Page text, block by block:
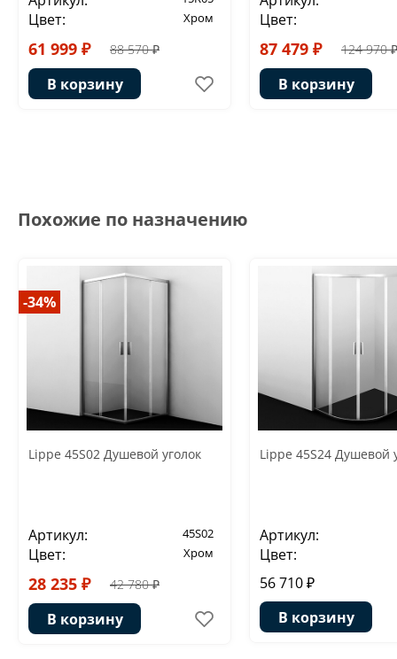
Цвет: Хром
61 999 ₽ 88 570 ₽
В корзину
Цвет:
87 479 ₽ 124 970 ₽
В корзину
Похожие по назначению
-34%
Lippe 45S02 Душевой уголок
Артикул: 45S02
Цвет: Хром
28 235 ₽ 42 780 ₽
В корзину
Lippe 45S24 Душевой
Артикул:
Цвет:
56 710 ₽
В корзину